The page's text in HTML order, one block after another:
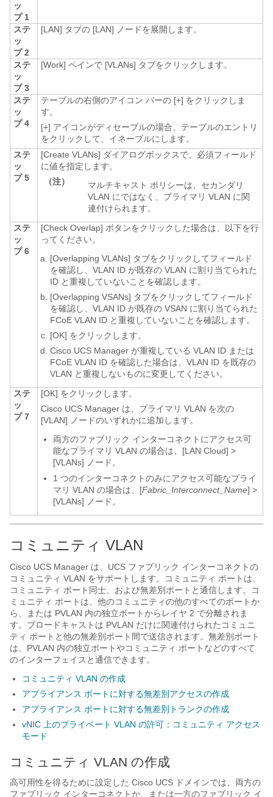
ッ
プ 1
ステ
ッ
プ 2
[LAN] タブの [LAN] ノードを展開します。
ステ
ッ
プ 3
[Work] ペインで [VLANs] タブをクリックします。
ステ
ッ
プ 4
テーブルの右側のアイコン バーの [+] をクリックしま
す。
[+] アイコンがディセーブルの場合、テーブルのエントリ
をクリックして、イネーブルにします。
ステ
ッ
プ 5
[Create VLANs] ダイアログボックスで、必須フィールド
に値を指定します。
（注）
マルチキャスト ポリシーは、セカンダリ
VLAN にではなく、プライマリ VLAN に関
連付けられます。
ステ
ッ
プ 6
[Check Overlap] ボタンをクリックした場合は、以下を行
ってください。
[Overlapping VLANs] タブをクリックしてフィールド
を確認し、VLAN ID が既存の VLAN に割り当てられた
ID と重複していないことを確認します。
[Overlapping VSANs] タブをクリックしてフィールド
を確認し、VLAN ID が既存の VSAN に割り当てられた
FCoE VLAN ID と重複していないことを確認します。
[OK] をクリックします。
Cisco UCS Manager が重複している VLAN ID または
FCoE VLAN ID を確認した場合は、VLAN ID を既存の
VLAN と重複しないものに変更してください。
ステ
ッ
プ 7
[OK] をクリックします。
Cisco UCS Manager は、プライマリ VLAN を次の
[VLAN] ノードのいずれかに追加します。
両方のファブリック インターコネクトにアクセス可
能なプライマリ VLAN の場合は、 [LAN Cloud] >
[VLANs] ノード。
1 つのインターコネクトのみにアクセス可能なプライ
マリ VLAN の場合は、 [Fabric_Interconnect_Name] >
[VLANs] ノード。
コミュニティ VLAN
Cisco UCS Manager は、UCS ファブリック インターコネクトの
コミュニティ VLAN をサポートします。コミュニティ ポートは、
コミュニティ ポート同士、および無差別ポートと通信します。コ
ミュニティ ポートは、他のコミュニティの他のすべてのポートか
ら
、または PVLAN 内の独立ポートから レイヤ 2 で分離されま
す。 ブロードキャストは PVLAN だけに関連付けられたコミュニ
ティ ポートと他の無差別ポート間で送信されます。 無差別ポート
は、 PVLAN 内の独立ポートやコミュニティ ポートなどのすべて
のインターフェイスと通信できます。
コミュニティ VLAN の作成
アプライアンス ポートに対する無差別アクセスの作成
アプライアンス ポートに対する無差別トランクの作成
vNIC 上のプライベート VLAN の許可：コミュニティ アクセス
モード
コミュニティ VLAN の作成
高可用性を得るために設定した Cisco UCS ドメインでは、両方の
ファブリック インターコネクトか、または一方のファブリック イ